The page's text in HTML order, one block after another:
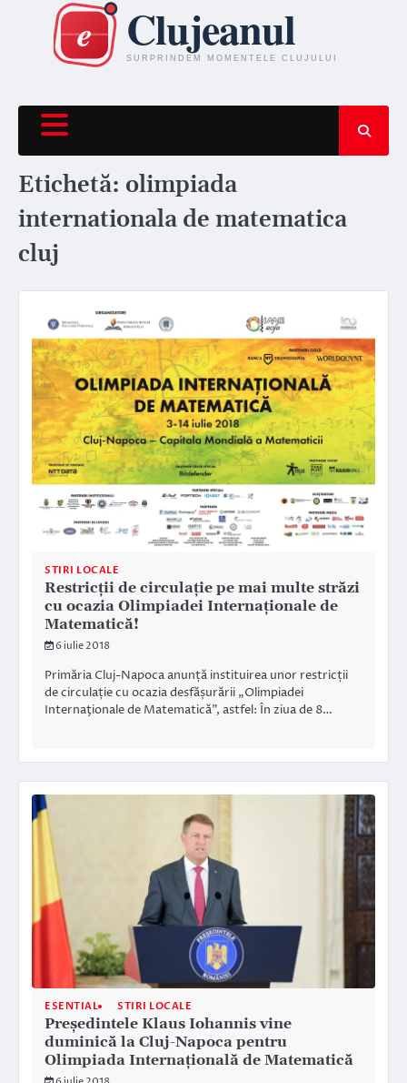
content
Etichetă: olimpiada
internationala de matematica
cluj
STIRI LOCALE
Restricţii de circulaţie pe mai multe străzi
cu ocazia Olimpiadei Internaţionale de
Matematică!
6 iulie 2018
Primăria Cluj-Napoca anunță instituirea unor restricții
de circulație cu ocazia desfășurării „Olimpiadei
Internaţionale de Matematică”, astfel: În ziua de 8…
ESENTIAL STIRI LOCALE
Preşedintele Klaus Iohannis vine
duminică la Cluj-Napoca pentru
Olimpiada Internaţională de Matematică